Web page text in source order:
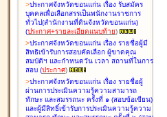
>ประกาศจังหวัดขอนแก่น เรื่อง รับสมัคร
บุคคลเพื่อเลือกสรรเป็นพนักงานราชการ
ทั่วไป(สำนักงานที่ดินจังหวัดขอนแก่น)
(ประกาศ+รายละเอียดแนบท้าย)
>ประกาศจังหวัดขอนแก่น เรื่อง รายชื่อผู้มี
สิทธิเข้ารับการสอบคัดเลือก ผู้ขาดคุณ
สมบัติฯ และกำหนดวัน เวลา สถานที่ในการ
สอบ (ประกาศ)
>ประกาศจังหวัดขอนแก่น เรื่อง รายชื่อผู้
ผ่านการประเมินความรู้ความสามารถ
ทักษะ และสมรรถนะ ครั้งที่ ๑ (สอบข้อเขียน)
และผู้มีสิทธิ์เข้ารับการประเมินความรู้ความ